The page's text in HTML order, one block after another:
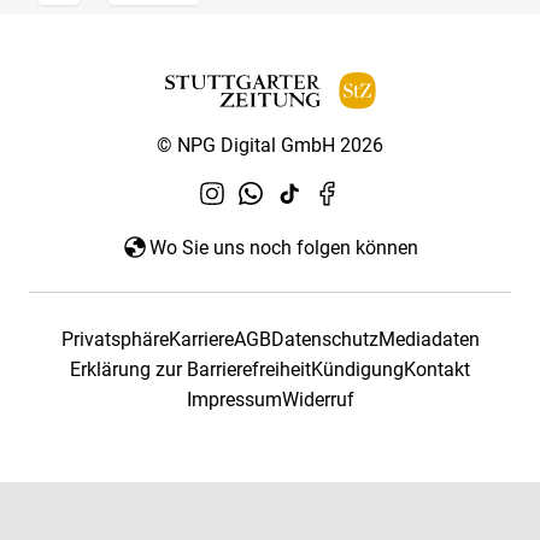
© NPG Digital GmbH 2026
Wo Sie uns noch folgen können
PrivatsphäreKarriereAGBDatenschutzMediadaten
Erklärung zur BarrierefreiheitKündigungKontakt
ImpressumWiderruf